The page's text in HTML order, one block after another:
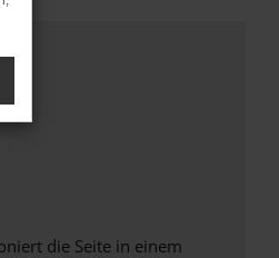
die Seite in einem